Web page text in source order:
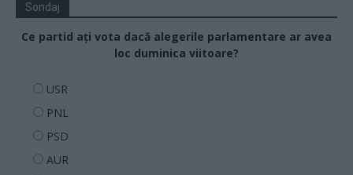
Sondaj
Ce partid ați vota dacă alegerile parlamentare ar avea
loc duminica viitoare?
USR
PNL
PSD
AUR